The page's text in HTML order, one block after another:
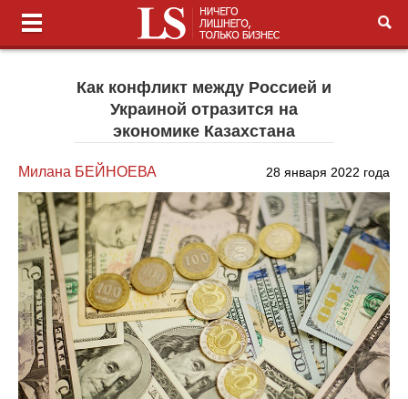
Как конфликт между Россией и
Украиной отразится на
экономике Казахстана
Милана БЕЙНОЕВА 28 января 2022 года